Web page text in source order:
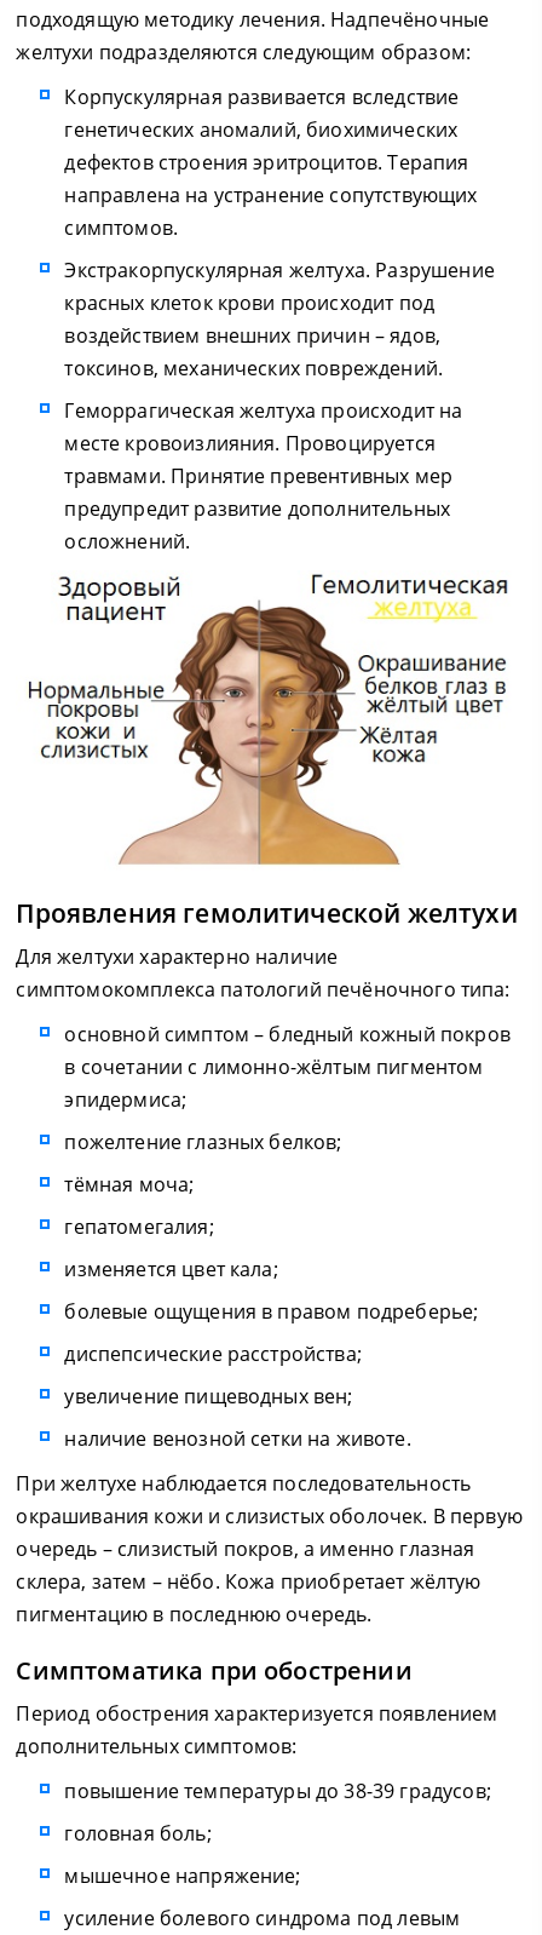
подходящую методику лечения. Надпечёночные
желтухи подразделяются следующим образом:
Корпускулярная развивается вследствие
генетических аномалий, биохимических
дефектов строения эритроцитов. Терапия
направлена на устранение сопутствующих
симптомов.
Экстракорпускулярная желтуха. Разрушение
красных клеток крови происходит под
воздействием внешних причин – ядов,
токсинов, механических повреждений.
Геморрагическая желтуха происходит на
месте кровоизлияния. Провоцируется
травмами. Принятие превентивных мер
предупредит развитие дополнительных
осложнений.
Проявления гемолитической желтухи
Для желтухи характерно наличие
симптомокомплекса патологий печёночного типа:
основной симптом – бледный кожный покров
в сочетании с лимонно-жёлтым пигментом
эпидермиса;
пожелтение глазных белков;
тёмная моча;
гепатомегалия;
изменяется цвет кала;
болевые ощущения в правом подреберье;
диспепсические расстройства;
увеличение пищеводных вен;
наличие венозной сетки на животе.
При желтухе наблюдается последовательность
окрашивания кожи и слизистых оболочек. В первую
очередь – слизистый покров, а именно глазная
склера, затем – нёбо. Кожа приобретает жёлтую
пигментацию в последнюю очередь.
Симптоматика при обострении
Период обострения характеризуется появлением
дополнительных симптомов:
повышение температуры до 38-39 градусов;
головная боль;
мышечное напряжение;
усиление болевого синдрома под левым